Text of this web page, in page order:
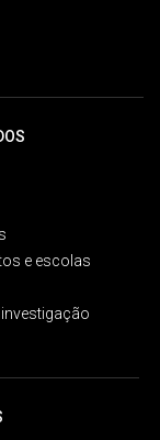
e escolas